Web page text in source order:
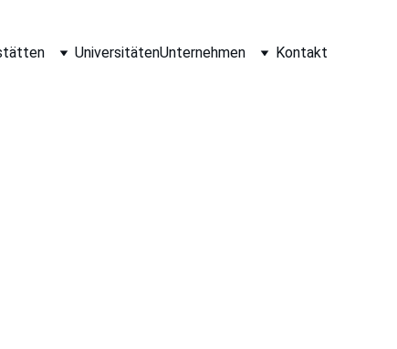
UniversitätenUnternehmen Kontakt